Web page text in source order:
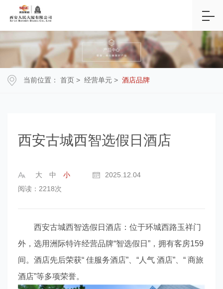
当前位置： 首页 > 经营单元 > 酒店品牌
西安古城西智选假日酒店
大 中 小
2025.12.04
阅读：2218次
西安古城西智选假日酒店：位于环城西路玉祥门
外，选用洲际特许经营品牌“智选假日”，拥有客房159
间。酒店先后荣获“ 佳服务酒店”、“人气 酒店”、“ 商旅
酒店”等多项荣誉。